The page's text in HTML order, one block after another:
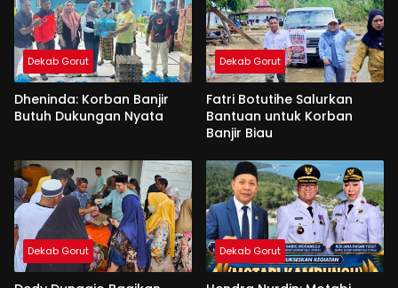
Dekab Gorut
Dheninda: Korban Banjir
Butuh Dukungan Nyata
Dekab Gorut
Fatri Botutihe Salurkan
Bantuan untuk Korban
Banjir Biau
Dekab Gorut Dekab Gorut